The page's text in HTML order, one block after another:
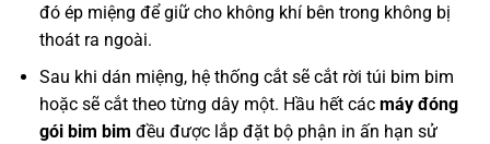
đó ép miệng để giữ cho không khí bên trong không bị
thoát ra ngoài.
Sau khi dán miệng, hệ thống cắt sẽ cắt rời túi bim bim
hoặc sẽ cắt theo từng dây một. Hầu hết cácmáy đóng
gói bim bim đều được lắp đặt bộ phận in ấn hạn sử